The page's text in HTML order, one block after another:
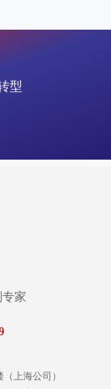
型
家
上海公司）